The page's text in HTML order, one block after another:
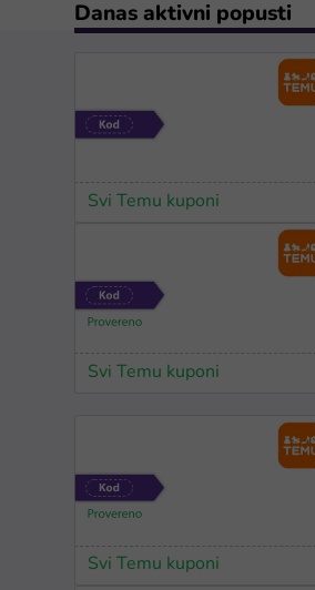
Danas aktivni popusti
Svi Temu kuponi
Svi Temu kuponi
Svi Temu kuponi